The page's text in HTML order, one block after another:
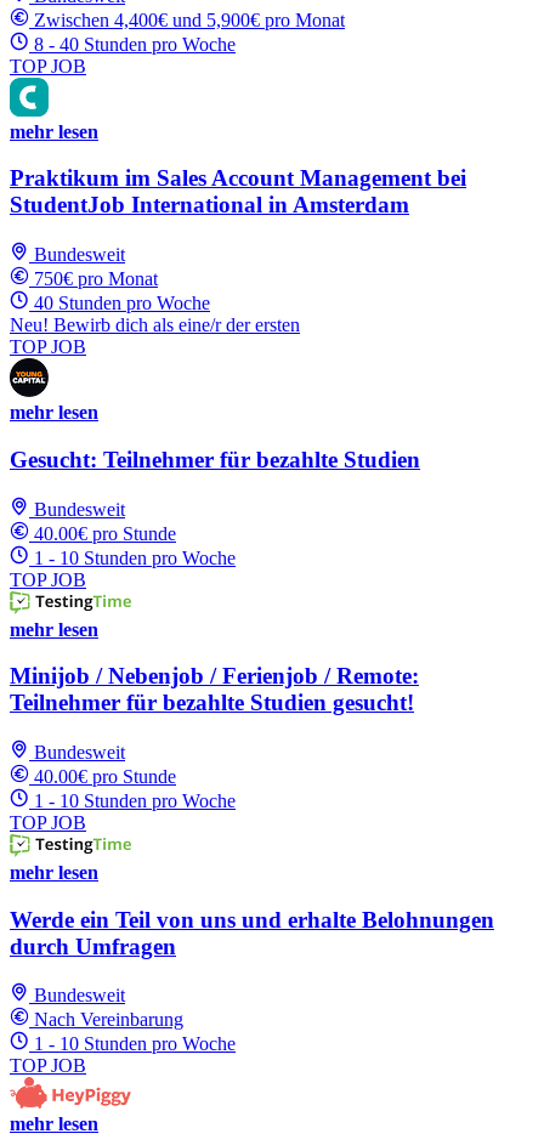
Zwischen 4,400€ und 5,900€ pro Monat
8 - 40 Stunden pro Woche
TOP JOB
mehr lesen
Praktikum im Sales Account Management bei
StudentJob International in Amsterdam
Bundesweit
750€ pro Monat
40 Stunden pro Woche
Neu! Bewirb dich als eine/r der ersten
TOP JOB
mehr lesen
Gesucht: Teilnehmer für bezahlte Studien
Bundesweit
40.00€ pro Stunde
1 - 10 Stunden pro Woche
TOP JOB
mehr lesen
Minijob / Nebenjob / Ferienjob / Remote:
Teilnehmer für bezahlte Studien gesucht!
Bundesweit
40.00€ pro Stunde
1 - 10 Stunden pro Woche
TOP JOB
mehr lesen
Werde ein Teil von uns und erhalte Belohnungen
durch Umfragen
Bundesweit
Nach Vereinbarung
1 - 10 Stunden pro Woche
TOP JOB
mehr lesen